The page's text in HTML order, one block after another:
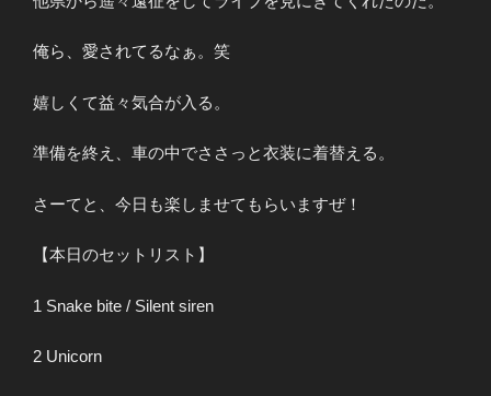
俺ら、愛されてるなぁ。笑
嬉しくて益々気合が入る。
準備を終え、車の中でささっと衣装に着替える。
さーてと、今日も楽しませてもらいますぜ！
【本日のセットリスト】
1 Snake bite / Silent siren
2 Unicorn